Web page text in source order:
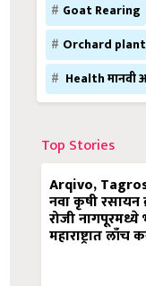
Goat Rearing
Orchard
Health मानवी
Top Stories
Arqivo,
नवा कृषी रसायन
रोजी नागपूरमध्ये
महाराष्ट्रात